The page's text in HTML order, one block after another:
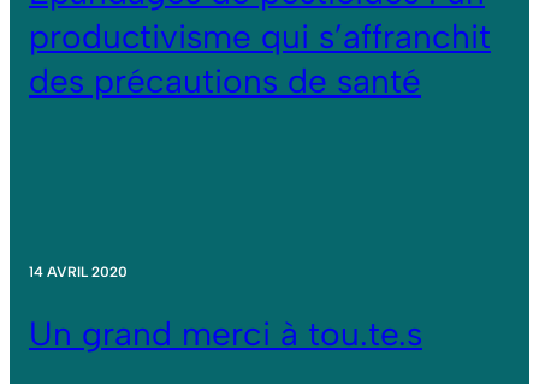
productivisme qui s’affranchit
des précautions de santé
14 AVRIL 2020
Un grand merci à tou.te.s